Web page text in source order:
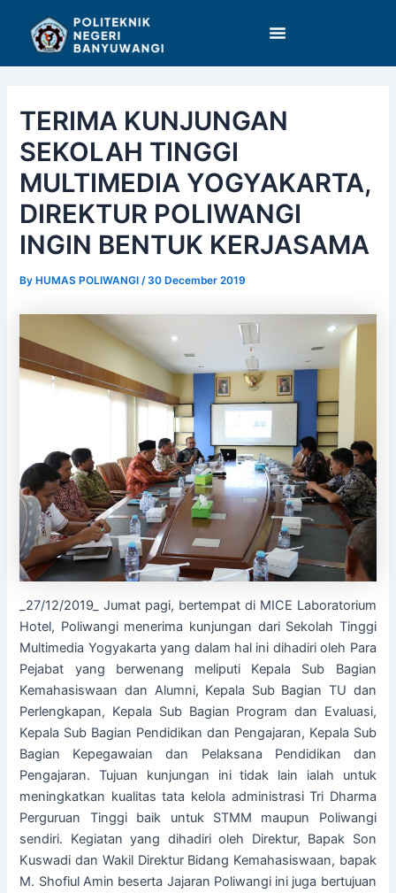
content
TERIMA KUNJUNGAN
SEKOLAH TINGGI
MULTIMEDIA YOGYAKARTA,
DIREKTUR POLIWANGI
INGIN BENTUK KERJASAMA
ByHUMAS POLIWANGI /30 December 2019
_27/12/2019_ Jumat pagi, bertempat di MICE Laboratorium
Hotel, Poliwangi menerima kunjungan dari Sekolah Tinggi
Multimedia Yogyakarta yang dalam hal ini dihadiri oleh Para
Pejabat yang berwenang meliputi Kepala Sub Bagian
Kemahasiswaan dan Alumni, Kepala Sub Bagian TU dan
Perlengkapan, Kepala Sub Bagian Program dan Evaluasi,
Kepala Sub Bagian Pendidikan dan Pengajaran, Kepala Sub
Bagian Kepegawaian dan Pelaksana Pendidikan dan
Pengajaran. Tujuan kunjungan ini tidak lain ialah untuk
meningkatkan kualitas tata kelola administrasi Tri Dharma
Perguruan Tinggi baik untuk STMM maupun Poliwangi
sendiri. Kegiatan yang dihadiri oleh Direktur, Bapak Son
Kuswadi dan Wakil Direktur Bidang Kemahasiswaan, bapak
M. Shofiul Amin beserta Jajaran Poliwangi ini juga bertujuan
navigation